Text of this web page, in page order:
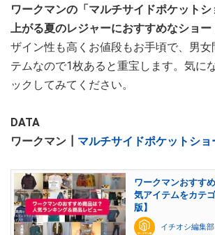
ワークマンの「マルチサイドポケット
上がる夏のレジャーにおすすめなショー
ザイン性も高くお値段もお手頃で、男女
テムなので1枚あると重宝します。気に
ックしてみてください。
DATA
ワークマン┃ マルチサイドポケットショ
ワークマンおすす
気アイテムをカテ
版】
イチオシ編集